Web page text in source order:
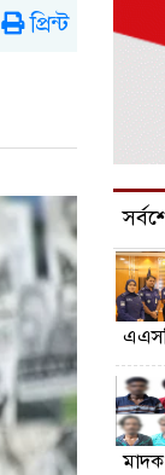
প্রিন্ট
মাদক